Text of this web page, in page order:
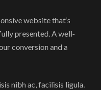
website that’s
presented. A well-
conversion and a
nibh ac, facilisis ligula.